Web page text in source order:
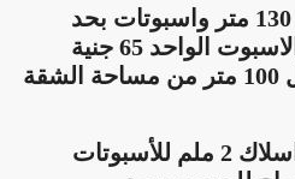
♦ شرائط ليد بحد اقصى 130 متر واسبوتات بحد
اقصى 100 سبوت سعر الاسبوت الواحد 65 جنية
♦ تأسيس الجبسن بورد اسلاك 2 ملم للأسبوتات